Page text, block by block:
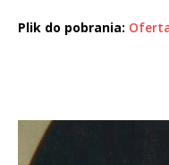
Plik do pobrania: